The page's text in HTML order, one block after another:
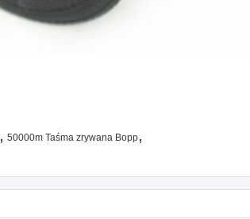
, 50000m Taśma zrywana Bopp,